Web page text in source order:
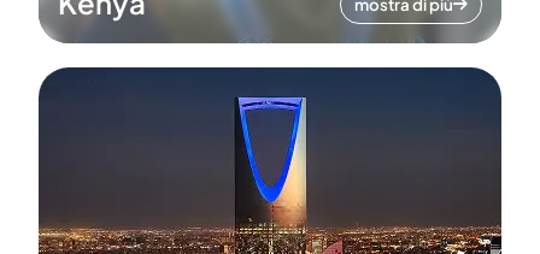
mostra di più